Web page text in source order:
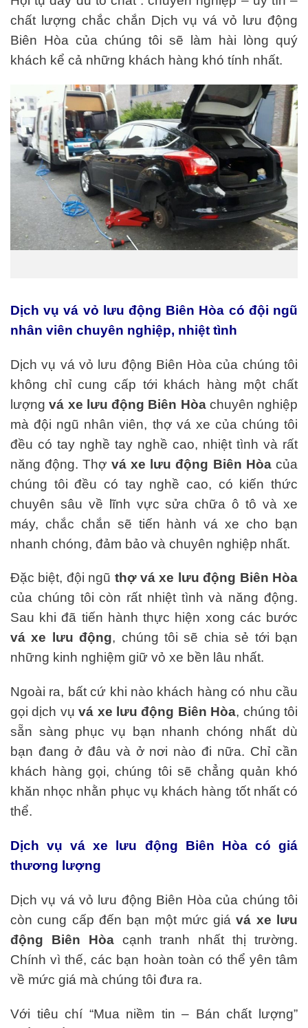
chất lượng chắc chắn Dịch vụ vá vỏ lưu động
Biên Hòa của chúng tôi sẽ làm hài lòng quý
khách kể cả những khách hàng khó tính nhất.
Dịch vụ vá vỏ lưu động Biên Hòa có đội ngũ
nhân viên chuyên nghiệp, nhiệt tình
Dịch vụ vá vỏ lưu động Biên Hòa của chúng tôi
không chỉ cung cấp tới khách hàng một chất
lượngvá xe lưu động Biên Hòachuyên nghiệp
mà đội ngũ nhân viên, thợ vá xe của chúng tôi
đều có tay nghề tay nghề cao, nhiệt tình và rất
năng động. Thợ vá xe lưu động Biên Hòacủa
chúng tôi đều có tay nghề cao, có kiến thức
chuyên sâu về lĩnh vực sửa chữa ô tô và xe
máy, chắc chắn sẽ tiến hành vá xe cho bạn
nhanh chóng, đảm bảo và chuyên nghiệp nhất.
Đặc biệt, đội ngũ thợ vá xe lưu động Biên Hòa
của chúng tôi còn rất nhiệt tình và năng động.
Sau khi đã tiến hành thực hiện xong các bước
vá xe lưu động, chúng tôi sẽ chia sẻ tới bạn
những kinh nghiệm giữ vỏ xe bền lâu nhất.
Ngoài ra, bất cứ khi nào khách hàng có nhu cầu
gọi dịch vụvá xe lưu động Biên Hòa, chúng tôi
sẵn sàng phục vụ bạn nhanh chóng nhất dù
bạn đang ở đâu và ở nơi nào đi nữa. Chỉ cần
khách hàng gọi, chúng tôi sẽ chẳng quản khó
khăn nhọc nhằn phục vụ khách hàng tốt nhất có
thể.
Dịch vụ vá xe lưu động Biên Hòa có giá
thương lượng
Dịch vụ vá vỏ lưu động Biên Hòa của chúng tôi
còn cung cấp đến bạn một mức giává xe lưu
động Biên Hòacạnh tranh nhất thị trường.
Chính vì thế, các bạn hoàn toàn có thể yên tâm
về mức giá mà chúng tôi đưa ra.
Với tiêu chí “Mua niềm tin – Bán chất lượng”